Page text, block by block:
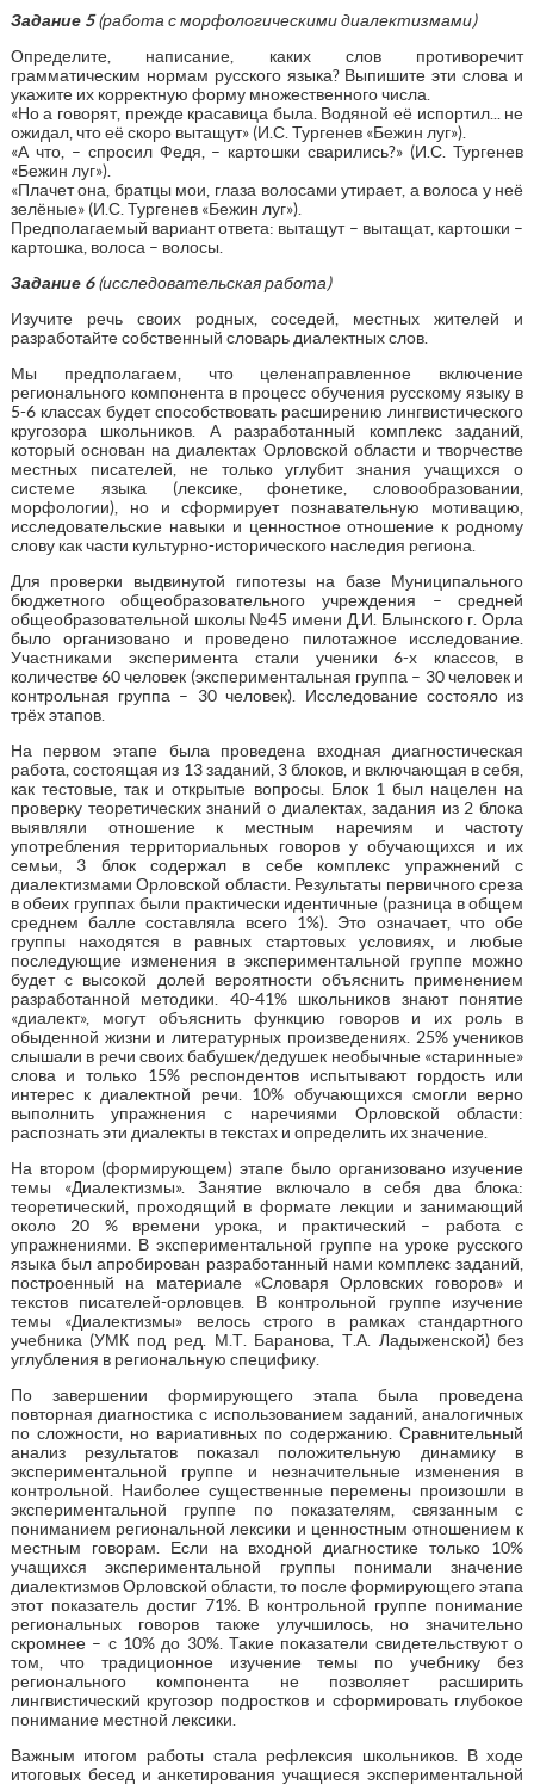
Задание 5(работа с морфологическими диалектизмами)
Определите, написание, каких слов противоречит
грамматическим нормам русского языка? Выпишите эти слова и
укажите их корректную форму множественного числа.
«Но а говорят, прежде красавица была. Водяной её испортил... не
ожидал, что её скоро вытащут» (И.С. Тургенев «Бежин луг»).
«А что, – спросил Федя, – картошки сварились?» (И.С. Тургенев
«Бежин луг»).
«Плачет она, братцы мои, глаза волосами утирает, а волоса у неё
зелёные» (И.С. Тургенев «Бежин луг»).
Предполагаемый вариант ответа: вытащут – вытащат, картошки –
картошка, волоса – волосы.
Задание 6(исследовательская работа)
Изучите речь своих родных, соседей, местных жителей и
разработайте собственный словарь диалектных слов.
Мы предполагаем, что целенаправленное включение
регионального компонента в процесс обучения русскому языку в
5-6 классах будет способствовать расширению лингвистического
кругозора школьников. А разработанный комплекс заданий,
который основан на диалектах Орловской области и творчестве
местных писателей, не только углубит знания учащихся о
системе языка (лексике, фонетике, словообразовании,
морфологии), но и сформирует познавательную мотивацию,
исследовательские навыки и ценностное отношение к родному
слову как части культурно-исторического наследия региона.
Для проверки выдвинутой гипотезы на базе Муниципального
бюджетного общеобразовательного учреждения – средней
общеобразовательной школы №45 имени Д.И. Блынского г. Орла
было организовано и проведено пилотажное исследование.
Участниками эксперимента стали ученики 6-х классов, в
количестве 60 человек (экспериментальная группа – 30 человек и
контрольная группа – 30 человек). Исследование состояло из
трёх этапов.
На первом этапе была проведена входная диагностическая
работа, состоящая из 13 заданий, 3 блоков, и включающая в себя,
как тестовые, так и открытые вопросы. Блок 1 был нацелен на
проверку теоретических знаний о диалектах, задания из 2 блока
выявляли отношение к местным наречиям и частоту
употребления территориальных говоров у обучающихся и их
семьи, 3 блок содержал в себе комплекс упражнений с
диалектизмами Орловской области. Результаты первичного среза
в обеих группах были практически идентичные (разница в общем
среднем балле составляла всего 1%). Это означает, что обе
группы находятся в равных стартовых условиях, и любые
последующие изменения в экспериментальной группе можно
будет с высокой долей вероятности объяснить применением
разработанной методики. 40-41% школьников знают понятие
«диалект», могут объяснить функцию говоров и их роль в
обыденной жизни и литературных произведениях. 25% учеников
слышали в речи своих бабушек/дедушек необычные «старинные»
слова и только 15% респондентов испытывают гордость или
интерес к диалектной речи. 10% обучающихся смогли верно
выполнить упражнения с наречиями Орловской области:
распознать эти диалекты в текстах и определить их значение.
На втором (формирующем) этапе было организовано изучение
темы «Диалектизмы». Занятие включало в себя два блока:
теоретический, проходящий в формате лекции и занимающий
около 20 % времени урока, и практический – работа с
упражнениями. В экспериментальной группе на уроке русского
языка был апробирован разработанный нами комплекс заданий,
построенный на материале «Словаря Орловских говоров» и
текстов писателей-орловцев. В контрольной группе изучение
темы «Диалектизмы» велось строго в рамках стандартного
учебника (УМК под ред. М.Т. Баранова, Т.А. Ладыженской) без
углубления в региональную специфику.
По завершении формирующего этапа была проведена
повторная диагностика с использованием заданий, аналогичных
по сложности, но вариативных по содержанию. Сравнительный
анализ результатов показал положительную динамику в
экспериментальной группе и незначительные изменения в
контрольной. Наиболее существенные перемены произошли в
экспериментальной группе по показателям, связанным с
пониманием региональной лексики и ценностным отношением к
местным говорам. Если на входной диагностике только 10%
учащихся экспериментальной группы понимали значение
диалектизмов Орловской области, то после формирующего этапа
этот показатель достиг 71%. В контрольной группе понимание
региональных говоров также улучшилось, но значительно
скромнее – с 10% до 30%. Такие показатели свидетельствуют о
том, что традиционное изучение темы по учебнику без
регионального компонента не позволяет расширить
лингвистический кругозор подростков и сформировать глубокое
понимание местной лексики.
Важным итогом работы стала рефлексия школьников. В ходе
итоговых бесед и анкетирования учащиеся экспериментальной